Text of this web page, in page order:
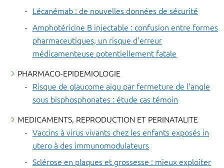
Lécanémab : de nouvelles données de sécurité
Amphotéricine B injectable : confusion entre formes
pharmaceutiques, un risque d’erreur
médicamenteuse potentiellement fatale
PHARMACO-EPIDEMIOLOGIE
Risque de glaucome aigu par fermeture de l’angle
sous bisphosphonates : étude cas témoin
MEDICAMENTS, REPRODUCTION ET PERINATALITE
Vaccins à virus vivants chez les enfants exposés in
utero à des immunomodulateurs
Sclérose en plaques et grossesse : mieux exploiter